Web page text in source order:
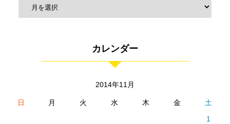
カレンダー
2014年11月
日 月 火 水 木 金
土
1